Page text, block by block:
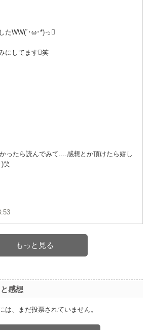
たWW(´･ω･*)っ
にしてます笑
ったら読んでみて....感想とか頂けたら嬉し
)笑
もっと見る
感想
は、まだ投票されていません。